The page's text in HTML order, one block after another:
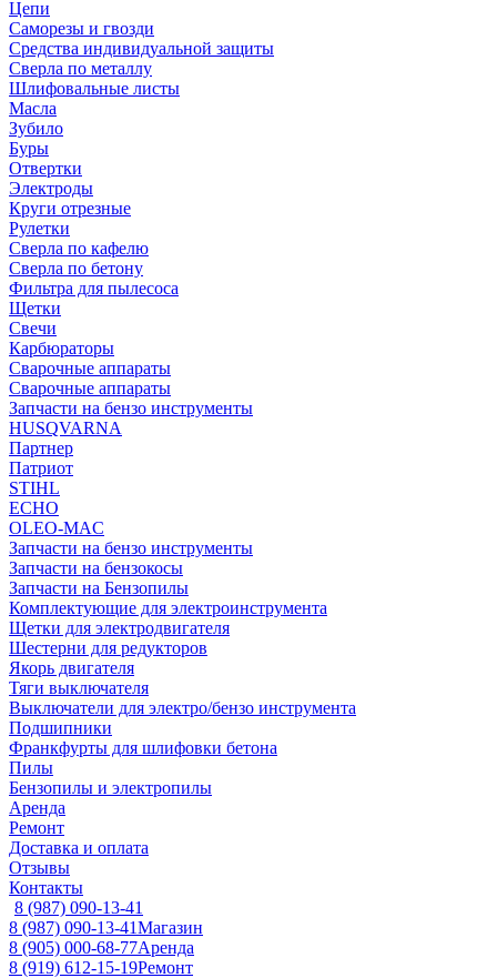
Цепи
Саморезы и гвозди
Средства индивидуальной защиты
Сверла по металлу
Шлифовальные листы
Масла
Зубило
Буры
Отвертки
Электроды
Круги отрезные
Рулетки
Сверла по кафелю
Сверла по бетону
Фильтра для пылесоса
Щетки
Свечи
Карбюраторы
Сварочные аппараты
Сварочные аппараты
Запчасти на бензо инструменты
HUSQVARNA
Партнер
Патриот
STIHL
ECHO
OLEO-MAC
Запчасти на бензо инструменты
Запчасти на бензокосы
Запчасти на Бензопилы
Комплектующие для электроинструмента
Щетки для электродвигателя
Шестерни для редукторов
Якорь двигателя
Тяги выключателя
Выключатели для электро/бензо инструмента
Подшипники
Франкфурты для шлифовки бетона
Пилы
Бензопилы и электропилы
Аренда
Ремонт
Доставка и оплата
Отзывы
Контакты
8 (987) 090-13-41
8 (987) 090-13-41Магазин
8 (905) 000-68-77Аренда
8 (919) 612-15-19Ремонт